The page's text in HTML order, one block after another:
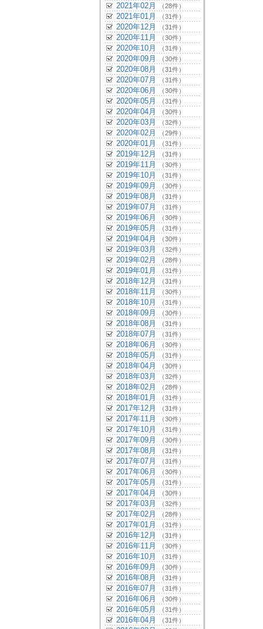
2021年02月 （28件）
2021年01月 （31件）
2020年12月 （31件）
2020年11月 （30件）
2020年10月 （31件）
2020年09月 （30件）
2020年08月 （31件）
2020年07月 （31件）
2020年06月 （30件）
2020年05月 （31件）
2020年04月 （30件）
2020年03月 （32件）
2020年02月 （29件）
2020年01月 （31件）
2019年12月 （31件）
2019年11月 （30件）
2019年10月 （31件）
2019年09月 （30件）
2019年08月 （31件）
2019年07月 （31件）
2019年06月 （30件）
2019年05月 （31件）
2019年04月 （30件）
2019年03月 （32件）
2019年02月 （28件）
2019年01月 （31件）
2018年12月 （31件）
2018年11月 （30件）
2018年10月 （31件）
2018年09月 （30件）
2018年08月 （31件）
2018年07月 （31件）
2018年06月 （30件）
2018年05月 （31件）
2018年04月 （30件）
2018年03月 （32件）
2018年02月 （28件）
2018年01月 （31件）
2017年12月 （31件）
2017年11月 （30件）
2017年10月 （31件）
2017年09月 （30件）
2017年08月 （31件）
2017年07月 （31件）
2017年06月 （30件）
2017年05月 （31件）
2017年04月 （30件）
2017年03月 （32件）
2017年02月 （28件）
2017年01月 （31件）
2016年12月 （31件）
2016年11月 （30件）
2016年10月 （31件）
2016年09月 （30件）
2016年08月 （31件）
2016年07月 （31件）
2016年06月 （30件）
2016年05月 （31件）
2016年04月 （31件）